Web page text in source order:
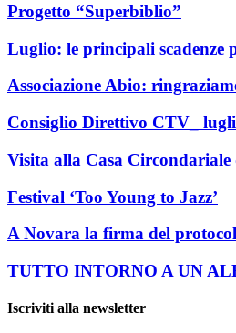
Progetto “Superbiblio”
Luglio: le principali scadenze
Associazione Abio:
Consiglio Direttivo CTV_
Visita alla Casa Circondariale
Festival ‘Too Young to Jazz’
A Novara la firma del
TUTTO INTORNO A UN
Iscriviti alla newsletter